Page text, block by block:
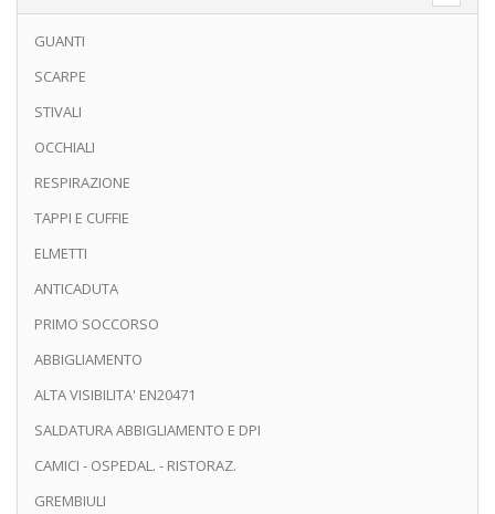
GUANTI
SCARPE
STIVALI
OCCHIALI
RESPIRAZIONE
TAPPI E CUFFIE
ELMETTI
ANTICADUTA
PRIMO SOCCORSO
ABBIGLIAMENTO
ALTA VISIBILITA' EN20471
SALDATURA ABBIGLIAMENTO E DPI
CAMICI - OSPEDAL. - RISTORAZ.
GREMBIULI